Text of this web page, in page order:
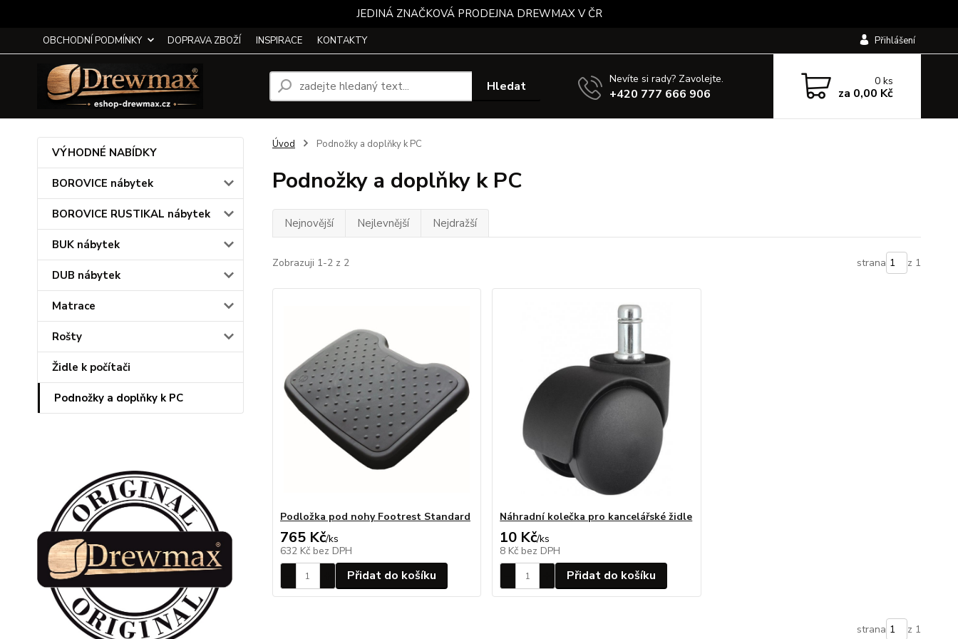
JEDINÁ ZNAČKOVÁ PRODEJNA DREWMAX V ČR
OBCHODNÍ PODMÍNKY DOPRAVA ZBOŽÍ INSPIRACE KONTAKTY Přihlášení
Hledat Nevíte si rady? Zavolejte.
+420 777 666 906
0ks
za 0,00 Kč
VÝHODNÉ NABÍDKY
BOROVICE nábytek
BOROVICE RUSTIKAL nábytek
BUK nábytek
DUB nábytek
Matrace
Rošty
Židle k počítači
Podnožky a doplňky k PC
Úvod Podnožky a doplňky k PC
Podnožky a doplňky k PC
Nejnovější Nejlevnější Nejdražší
Zobrazuji 1-2 z 2 strana z 1
Podložka pod nohy Footrest Standard
765 Kč/ks
632 Kč bez DPH
Přidat do košíku
Náhradní kolečka pro kancelářské židle
10 Kč/ks
8 Kč bez DPH
Přidat do košíku
strana z 1